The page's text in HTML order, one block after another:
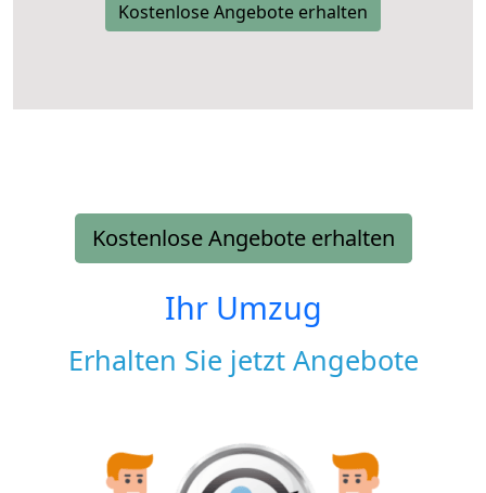
Kostenlose Angebote erhalten
Kostenlose Angebote erhalten
Ihr Umzug
Erhalten Sie jetzt Angebote